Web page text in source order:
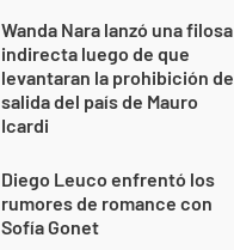
Wanda Nara lanzó una filosa
indirecta luego de que
levantaran la prohibición de
salida del país de Mauro
Icardi
Diego Leuco enfrentó los
rumores de romance con
Sofía Gonet